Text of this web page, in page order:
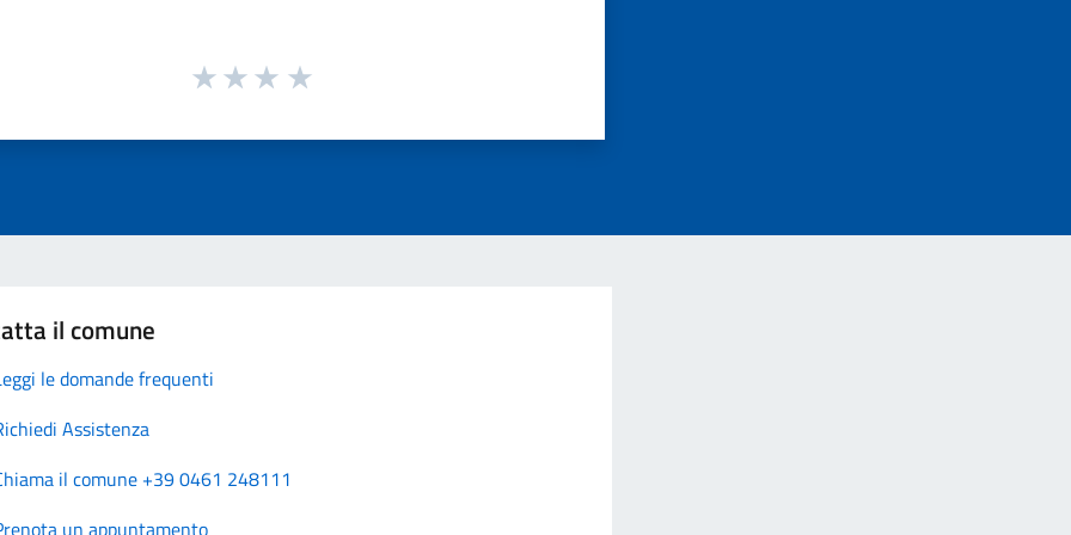
il comune
le domande frequenti
Assistenza
il comune +39 0461 248111
un appuntamento